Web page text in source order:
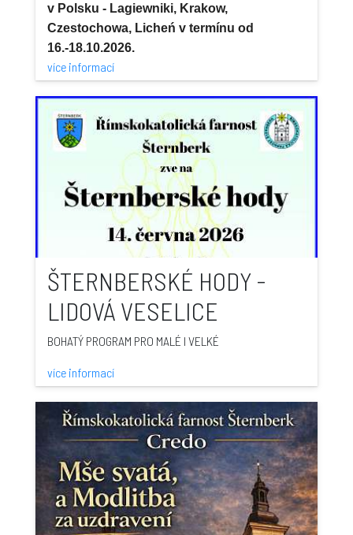
v Polsku - Lagiewniki, Krakow,
Czestochowa, Licheń v termínu od
16.-18.10.2026.
více informací
ŠTERNBERSKÉ HODY -
LIDOVÁ VESELICE
BOHATÝ PROGRAM PRO MALÉ I VELKÉ
více informací